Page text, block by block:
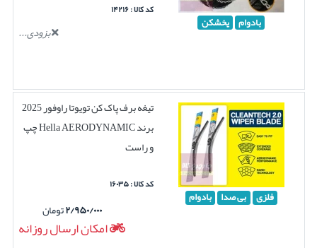
بادوام یخشکن
کد کالا : ۱۴۲۱۶
بزودی...
فلزی بی صدا بادوام
تیغه برف پاک کن تویوتا راوفور 2025
برند Hella AERODYNAMIC چپ
و راست
کد کالا : ۱۶۰۳۵
۲/۹۵۰/۰۰۰تومان
امکان ارسال روزانه